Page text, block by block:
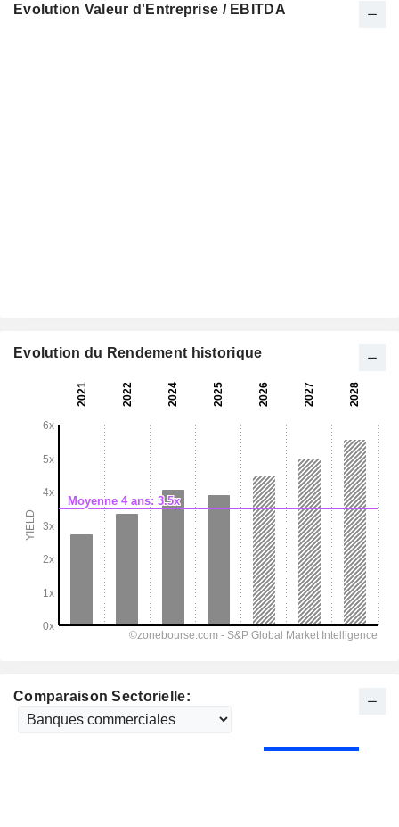
Comparaison Sectorielle:
Evolution Valeur d'Entreprise / EBITDA
Evolution du Rendement historique